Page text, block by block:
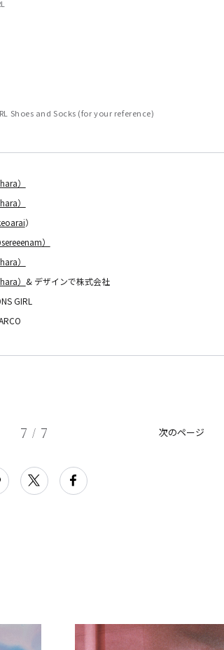
Shoes and Socks (for your reference)
）
）
）
）
）
） & デザインで株式会社
GIRL
7 / 7 次のページ